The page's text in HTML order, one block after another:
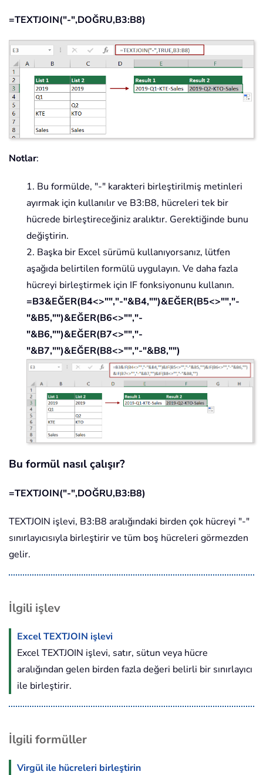
=TEXTJOIN("-",DOĞRU,B3:B8)
Notlar:
1. Bu formülde, "-" karakteri birleştirilmiş metinleri
ayırmak için kullanılır ve B3:B8, hücreleri tek bir
hücrede birleştireceğiniz aralıktır. Gerektiğinde bunu
değiştirin.
2. Başka bir Excel sürümü kullanıyorsanız, lütfen
aşağıda belirtilen formülü uygulayın. Ve daha fazla
hücreyi birleştirmek için IF fonksiyonunu kullanın.
=B3&EĞER(B4<>"","-"&B4,"")&EĞER(B5<>"","-
"&B5,"")&EĞER(B6<>"","-
"&B6,"")&EĞER(B7<>"","-
"&B7,"")&EĞER(B8<>"","-"&B8,"")
Bu formül nasıl çalışır?
=TEXTJOIN("-",DOĞRU,B3:B8)
TEXTJOIN işlevi, B3:B8 aralığındaki birden çok hücreyi "-"
sınırlayıcısıyla birleştirir ve tüm boş hücreleri görmezden
gelir.
İlgili işlev
Excel TEXTJOIN işlevi
Excel TEXTJOIN işlevi, satır, sütun veya hücre
aralığından gelen birden fazla değeri belirli bir sınırlayıcı
ile birleştirir.
İlgili formüller
Virgül ile hücreleri birleştirin